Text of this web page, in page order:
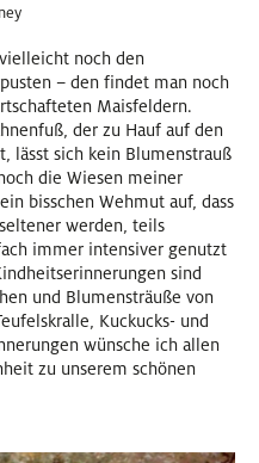
noch den
– den findet man noch
Maisfeldern.
der zu Hauf auf den
lässt sich kein Blumenstrauß
die Wiesen meiner
bisschen Wehmut auf, dass
werden, teils
immer intensiver genutzt
sind
und Blumensträuße von
Kuckucks- und
wünsche ich allen
zu unserem schönen